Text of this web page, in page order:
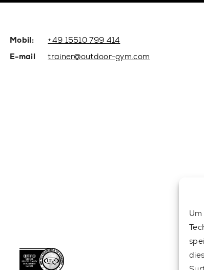
Mobil:
+49 15510 799 414
E-mail
trainer@outdoor-gym.com